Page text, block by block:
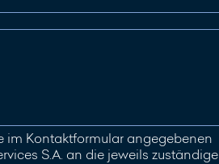
im Kontaktformular angegebenen
S.A. an die jeweils zuständige